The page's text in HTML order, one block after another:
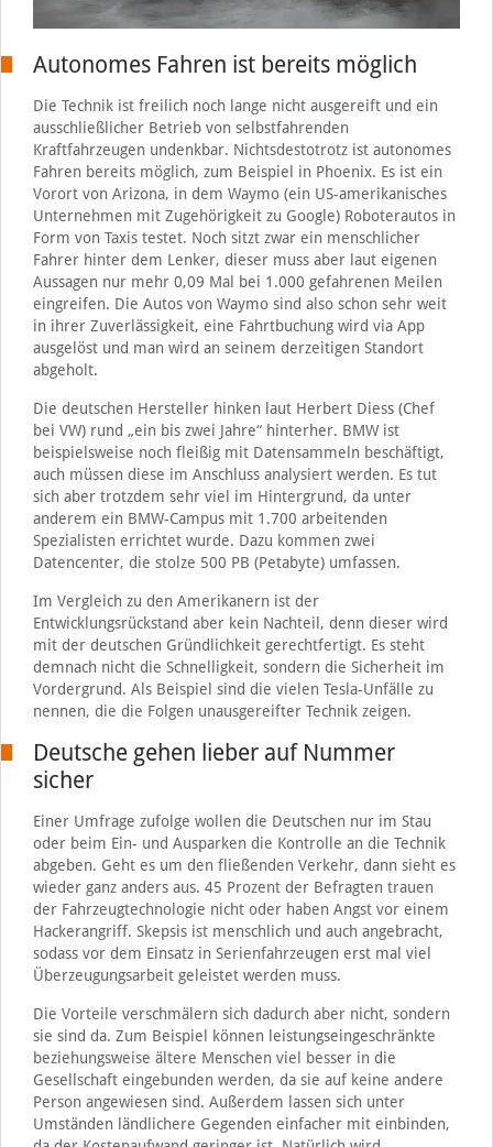
Autonomes Fahren ist bereits möglich
Die Technik ist freilich noch lange nicht ausgereift und ein
ausschließlicher Betrieb von selbstfahrenden
Kraftfahrzeugen undenkbar. Nichtsdestotrotz ist autonomes
Fahren bereits möglich, zum Beispiel in Phoenix. Es ist ein
Vorort von Arizona, in dem Waymo (ein US-amerikanisches
Unternehmen mit Zugehörigkeit zu Google) Roboterautos in
Form von Taxis testet. Noch sitzt zwar ein menschlicher
Fahrer hinter dem Lenker, dieser muss aber laut eigenen
Aussagen nur mehr 0,09 Mal bei 1.000 gefahrenen Meilen
eingreifen. Die Autos von Waymo sind also schon sehr weit
in ihrer Zuverlässigkeit, eine Fahrtbuchung wird via App
ausgelöst und man wird an seinem derzeitigen Standort
abgeholt.
Die deutschen Hersteller hinken laut Herbert Diess (Chef
bei VW) rund „ein bis zwei Jahre“ hinterher. BMW ist
beispielsweise noch fleißig mit Datensammeln beschäftigt,
auch müssen diese im Anschluss analysiert werden. Es tut
sich aber trotzdem sehr viel im Hintergrund, da unter
anderem ein BMW-Campus mit 1.700 arbeitenden
Spezialisten errichtet wurde. Dazu kommen zwei
Datencenter, die stolze 500 PB (Petabyte) umfassen.
Im Vergleich zu den Amerikanern ist der
Entwicklungsrückstand aber kein Nachteil, denn dieser wird
mit der deutschen Gründlichkeit gerechtfertigt. Es steht
demnach nicht die Schnelligkeit, sondern die Sicherheit im
Vordergrund. Als Beispiel sind die vielen Tesla-Unfälle zu
nennen, die die Folgen unausgereifter Technik zeigen.
Deutsche gehen lieber auf Nummer
sicher
Einer Umfrage zufolge wollen die Deutschen nur im Stau
oder beim Ein- und Ausparken die Kontrolle an die Technik
abgeben. Geht es um den fließenden Verkehr, dann sieht es
wieder ganz anders aus. 45 Prozent der Befragten trauen
der Fahrzeugtechnologie nicht oder haben Angst vor einem
Hackerangriff. Skepsis ist menschlich und auch angebracht,
sodass vor dem Einsatz in Serienfahrzeugen erst mal viel
Überzeugungsarbeit geleistet werden muss.
Die Vorteile verschmälern sich dadurch aber nicht, sondern
sie sind da. Zum Beispiel können leistungseingeschränkte
beziehungsweise ältere Menschen viel besser in die
Gesellschaft eingebunden werden, da sie auf keine andere
Person angewiesen sind. Außerdem lassen sich unter
Umständen ländlichere Gegenden einfacher mit einbinden,